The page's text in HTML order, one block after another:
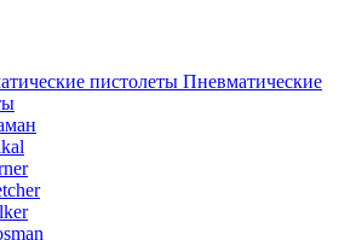
Пневматические